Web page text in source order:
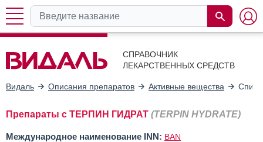
СПРАВОЧНИК
ЛЕКАРСТВЕННЫХ СРЕДСТВ
Видаль Описания препаратов Активные вещества
Препараты с ТЕРПИН ГИДРАТ (TERPIN HYDRATE)
Международное наименование INN: BAN